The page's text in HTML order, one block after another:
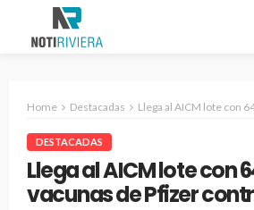
Home Destacadas Llega al AICM lote con 643 mil
DESTACADAS
Llega al AICM lote con
vacunas de Pfizer